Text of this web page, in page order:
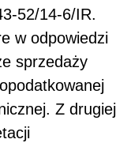
52/14-6/IR.
w odpowiedzi
sprzedaży
Z drugiej